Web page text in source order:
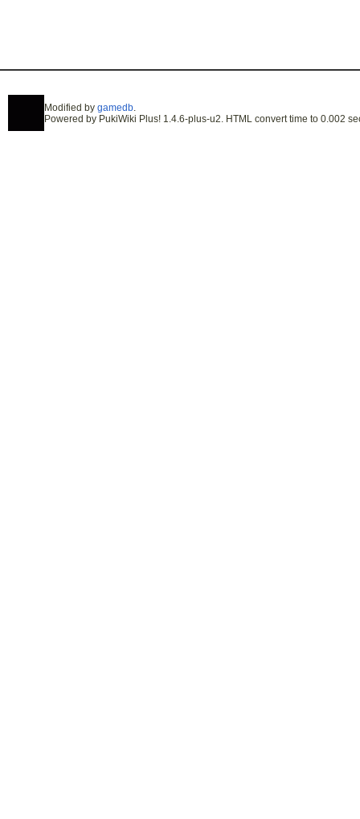
Modified by gamedb.
Powered by PukiWiki Plus! 1.4.6-plus-u2. HTML convert time to 0.002